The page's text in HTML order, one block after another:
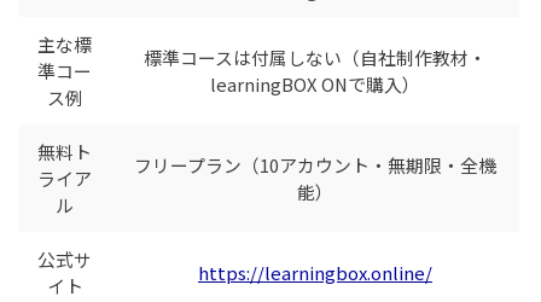
主な標
準コー
ス例
標準コースは付属しない（自社制作教材・
learningBOX ONで購入）
無料ト
ライア
ル
フリープラン（10アカウント・無期限・全機
能）
公式サ
イト
https://learningbox.online/